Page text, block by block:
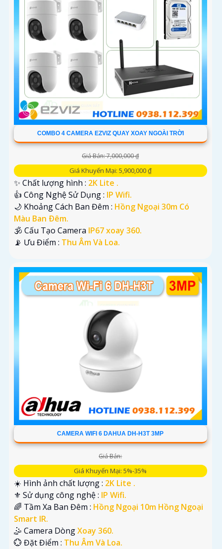
hôm nay với Camera Hồng Ngoại Ban Đêm chất lượng cao!
COMBO 4 CAMERA EZVIZ QUAY XOAY NGOÀI TRỜI
Giá Bán: 7,000,000 ₫
Giá Khuyến Mại: 5,900,000 ₫
✨ Chất lượng hình : 2K Lite .
👍 Công Nghệ Sử Dụng : IP Wifi.
🌙 Khoảng Cách Ban Đêm : Hồng Ngoại 30m Có
Màu Ban Ðêm.
🕉️ Cấu Tạo Camera IP67 xoay 360.
️📡 Ưu Điểm : Thu Âm Và Loa.
CAMERA WIFI 6 DAHUA DH-H3T 3MP
Giá Bán:
Giá Khuyến Mại: 5%-35%
☀️ Hình ảnh chất lượng : 2K Lite .
⚜️ Sử dụng công nghệ : IP Wifi.
🌈 Tầm Xa Ban Đêm : Hồng Ngoại 10m Hồng Ngoại
Smart IR.
🤹 Camera DòngXoay 360.
️💮 Đặt Điểm : Thu Âm Và Loa.